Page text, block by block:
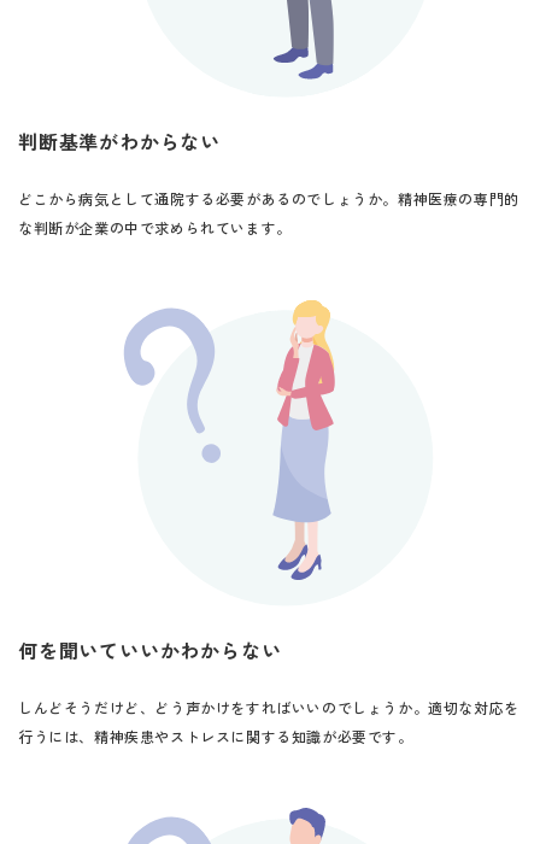
判断基準がわからない
どこから病気として通院する必要があるのでしょうか。精神医療の専門的
な判断が企業の中で求められています。
何を聞いていいかわからない
しんどそうだけど、どう声かけをすればいいのでしょうか。適切な対応を
行うには、精神疾患やストレスに関する知識が必要です。